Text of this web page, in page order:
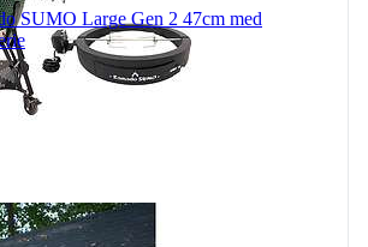
SUMO Large Gen 2 47cm med